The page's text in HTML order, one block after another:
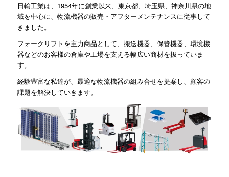
日輸工業は、1954年に創業以来、東京都、埼玉県、神奈川県の地
域を中心に、物流機器の販売・アフターメンテナンスに従事して
きました。
フォークリフトを主力商品として、搬送機器、保管機器、環境機
器などのお客様の倉庫や工場を支える幅広い商材を扱っていま
す。
経験豊富な私達が、最適な物流機器の組み合せを提案し、顧客の
課題を解決していきます。